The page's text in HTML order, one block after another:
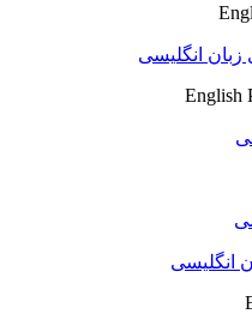
انگلیسی
English
انگلیسی